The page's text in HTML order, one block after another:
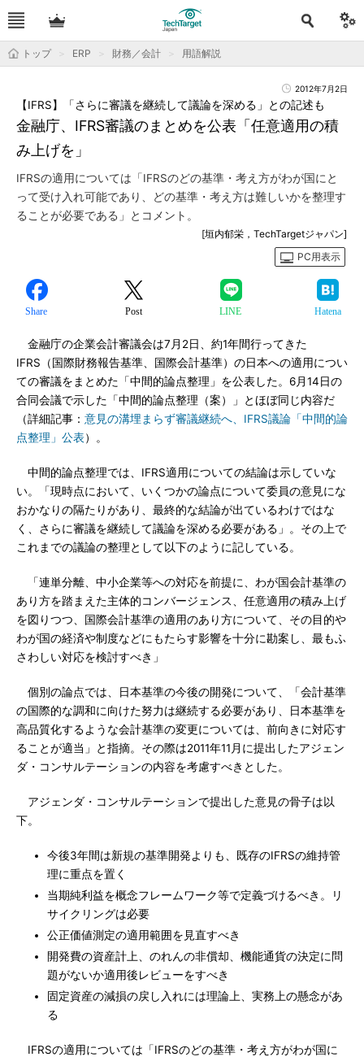
トップ ERP 財務／会計 用語解説
2012年7月2日
金融庁、IFRS審議のまとめを公表「任意適用の積
み上げを」
【IFRS】「さらに審議を継続して議論を深める」との記述も
IFRSの適用については「IFRSのどの基準・考え方がわが国にと
って受け入れ可能であり、どの基準・考え方は難しいかを整理す
ることが必要である」とコメント。
[垣内郁栄，TechTargetジャパン]
PC用表示
Share Post LINE Hatena
金融庁の企業会計審議会は7月2日、約1年間行ってきた
IFRS（国際財務報告基準、国際会計基準）の日本への適用につい
ての審議をまとめた「中間的論点整理」を公表した。6月14日の
合同会議で示した「中間的論点整理（案）」とほぼ同じ内容だ
（詳細記事： 意見の溝埋まらず審議継続へ、IFRS議論「中間的論
点整理」公表）。
中間的論点整理では、IFRS適用についての結論は示していな
い。「現時点において、いくつかの論点について委員の意見にな
おかなりの隔たりがあり、最終的な結論が出ているわけではな
く、さらに審議を継続して議論を深める必要がある」。その上で
これまでの議論の整理として以下のように記している。
「連単分離、中小企業等への対応を前提に、わが国会計基準の
あり方を踏まえた主体的コンバージェンス、任意適用の積み上げ
を図りつつ、国際会計基準の適用のあり方について、その目的や
わが国の経済や制度などにもたらす影響を十分に勘案し、最もふ
さわしい対応を検討すべき」
個別の論点では、日本基準の今後の開発について、「会計基準
の国際的な調和に向けた努力は継続する必要があり、日本基準を
高品質化するような会計基準の変更については、前向きに対応す
ることが適当」と指摘。その際は2011年11月に提出したアジェン
ダ・コンサルテーションの内容を考慮すべきとした。
アジェンダ・コンサルテーションで提出した意見の骨子は以
下。
今後3年間は新規の基準開発よりも、既存のIFRSの維持管
理に重点を置く
当期純利益を概念フレームワーク等で定義づけるべき。リ
サイクリングは必要
公正価値測定の適用範囲を見直すべき
開発費の資産計上、のれんの非償却、機能通貨の決定に問
題がないか適用後レビューをすべき
固定資産の減損の戻し入れには理論上、実務上の懸念があ
る
IFRSの適用については「IFRSのどの基準・考え方がわが国に